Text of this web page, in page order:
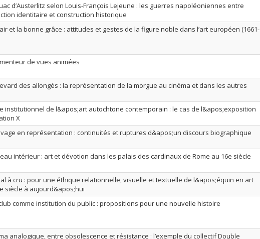
d’Austerlitz selon Louis-François Lejeune : les guerres napoléoniennes entre
identitaire et construction historique
et la bonne grâce : attitudes et gestes de la figure noble dans l’art européen (1661-
de vues animées
des allongés : la représentation de la morgue au cinéma et dans les autres
institutionnel de l&apos;art autochtone contemporain : le cas de l&apos;exposition
X
en représentation : continuités et ruptures d&apos;un discours biographique
intérieur : art et dévotion dans les palais des cardinaux de Rome au 16e siècle
à cru : pour une éthique relationnelle, visuelle et textuelle de l&apos;équin en art
siècle à aujourd&apos;hui
comme institution du public : propositions pour une nouvelle histoire
analogique, entre obsolescence et résistance : l’exemple du collectif Double